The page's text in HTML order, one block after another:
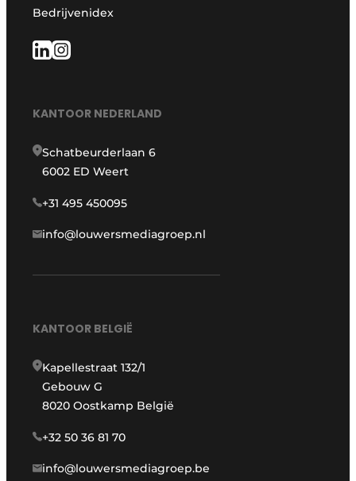
Bedrijvenidex
KANTOOR NEDERLAND
Schatbeurderlaan 6
6002 ED Weert
+31 495 450095
info@louwersmediagroep.nl
KANTOOR BELGIË
Kapellestraat 132/1
Gebouw G
8020 Oostkamp België
+32 50 36 81 70
info@louwersmediagroep.be